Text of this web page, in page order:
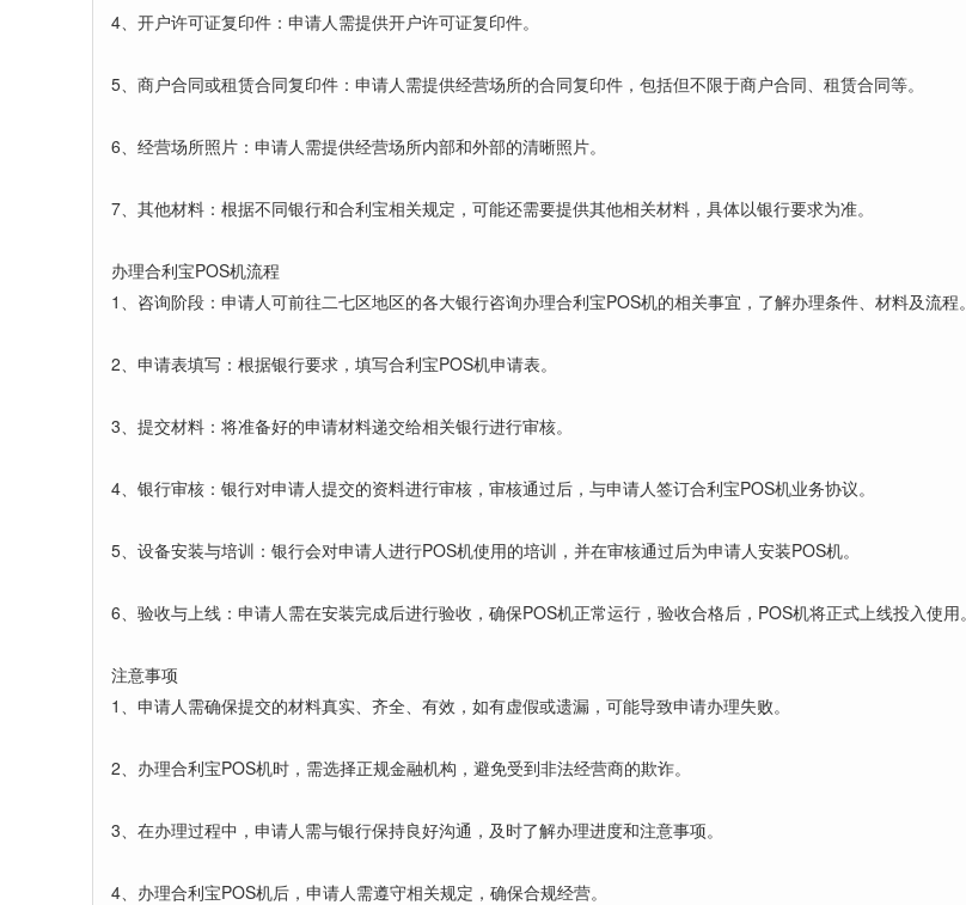
4、开户许可证复印件：申请人需提供开户许可证复印件。
5、商户合同或租赁合同复印件：申请人需提供经营场所的合同复印件，包括但不限于商户合同、租赁合同等。
6、经营场所照片：申请人需提供经营场所内部和外部的清晰照片。
7、其他材料：根据不同银行和合利宝相关规定，可能还需要提供其他相关材料，具体以银行要求为准。
办理合利宝POS机流程
1、咨询阶段：申请人可前往二七区地区的各大银行咨询办理合利宝POS机的相关事宜，了解办理条件、材料及流程。
2、申请表填写：根据银行要求，填写合利宝POS机申请表。
3、提交材料：将准备好的申请材料递交给相关银行进行审核。
4、银行审核：银行对申请人提交的资料进行审核，审核通过后，与申请人签订合利宝POS机业务协议。
5、设备安装与培训：银行会对申请人进行POS机使用的培训，并在审核通过后为申请人安装POS机。
6、验收与上线：申请人需在安装完成后进行验收，确保POS机正常运行，验收合格后，POS机将正式上线投入使用。
注意事项
1、申请人需确保提交的材料真实、齐全、有效，如有虚假或遗漏，可能导致申请办理失败。
2、办理合利宝POS机时，需选择正规金融机构，避免受到非法经营商的欺诈。
3、在办理过程中，申请人需与银行保持良好沟通，及时了解办理进度和注意事项。
4、办理合利宝POS机后，申请人需遵守相关规定，确保合规经营。